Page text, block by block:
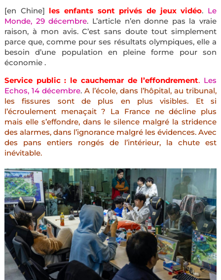
[en Chine] les enfants sont privés de jeux vidéo. Le
Monde, 29 décembre. L’article n’en donne pas la vraie
raison, à mon avis. C’est sans doute tout simplement
parce que, comme pour ses résultats olympiques, elle a
besoin d’une population en pleine forme pour son
économie .
Service public : le cauchemar de l’effondrement. Les
Echos, 14 décembre. A l’école, dans l’hôpital, au tribunal,
les fissures sont de plus en plus visibles. Et si
l’écroulement menaçait ? La France ne décline plus
mais elle s’effondre, dans le silence malgré la stridence
des alarmes, dans l’ignorance malgré les évidences. Avec
des pans entiers rongés de l’intérieur, la chute est
inévitable.